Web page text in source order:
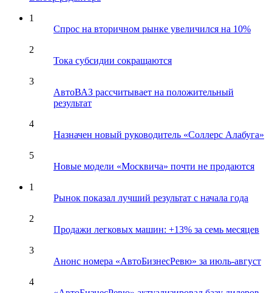
1
Спрос на вторичном рынке увеличился на 10%
2
Тока субсидии сокращаются
3
АвтоВАЗ рассчитывает на положительный
результат
4
Назначен новый руководитель «Соллерс Алабуга»
5
Новые модели «Москвича» почти не продаются
1
Рынок показал лучший результат с начала года
2
Продажи легковых машин: +13% за семь месяцев
3
Анонс номера «АвтоБизнесРевю» за июль-август
4